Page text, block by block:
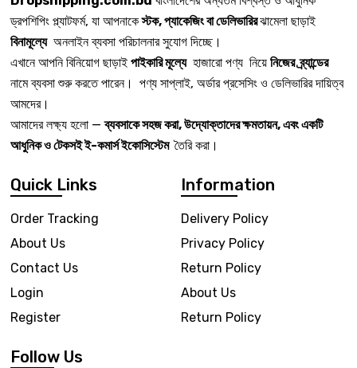
ড্রপশিপিং প্ল্যাটফর্ম, যা আপনাকেস্টক, প্যাকেজিং বা ডেলিভারিরঝামেলা ছাড়াই
বিনামূল্যেঅনলাইন ব্যবসা পরিচালনার সুযোগ দিচ্ছে।
এখানে আপনি বিনিয়োগ ছাড়াই পাইকারি মূল্যেহাজারো পণ্য নিয়ে নিজের ব্র্যান্ডের
নামে ব্যবসা শুরু করতে পারেন। পণ্য সাপ্লাই, অর্ডার প্রসেসিং ও ডেলিভারির দায়িত্ব
আমদের।
আমাদের লক্ষ্য হলো —ব্যবসাকে সহজ করা, উদ্যোক্তাদের ক্ষমতায়ন, এবং একটি
আধুনিক ও টেকসই ই-কমার্স ইকোসিস্টেম তৈরি করা।
Quick Links
Order Tracking
About Us
Contact Us
Login
Register
Information
Delivery Policy
Privacy Policy
Return Policy
About Us
Return Policy
Follow Us